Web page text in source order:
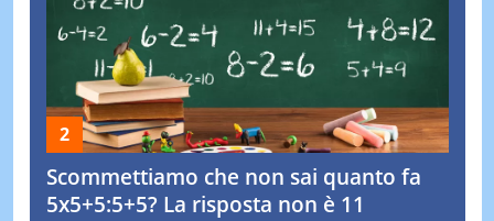
Scommettiamo che non sai quanto fa
5x5+5:5+5? La risposta non è 11